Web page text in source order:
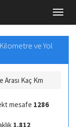
ve Yol
Kaç Km
mesafe 1286
1.812